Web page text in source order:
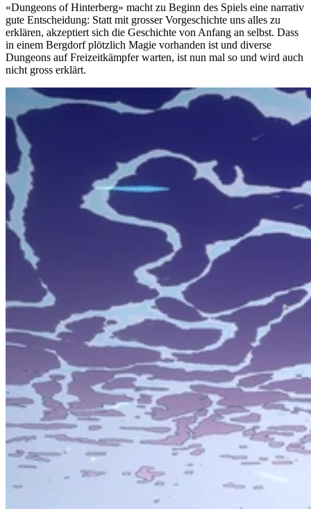
«Dungeons of Hinterberg» macht zu Beginn des Spiels eine narrativ
gute Entscheidung: Statt mit grosser Vorgeschichte uns alles zu
erklären, akzeptiert sich die Geschichte von Anfang an selbst. Dass
in einem Bergdorf plötzlich Magie vorhanden ist und diverse
Dungeons auf Freizeitkämpfer warten, ist nun mal so und wird auch
nicht gross erklärt.